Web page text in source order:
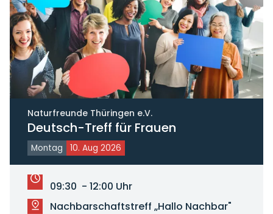
Naturfreunde Thüringen e.V.
Deutsch-Treff für Frauen
Montag 10. Aug 2026
09:30 - 12:00 Uhr
Nachbarschaftstreff „Hallo Nachbar"